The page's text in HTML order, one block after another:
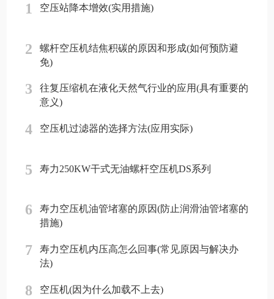
1 空压站降本增效(实用措施)
2
螺杆空压机结焦积碳的原因和形成(如何预防避
免)
3
往复压缩机在液化天然气行业的应用(具有重要的
意义)
4 空压机过滤器的选择方法(应用实际)
5 寿力250KW干式无油螺杆空压机DS系列
6
寿力空压机油管堵塞的原因(防止润滑油管堵塞的
措施)
7
寿力空压机内压高怎么回事(常见原因与解决办
法)
8 空压机(因为什么加载不上去)